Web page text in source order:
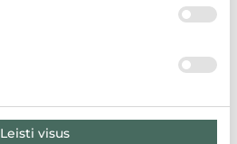
Leisti visus